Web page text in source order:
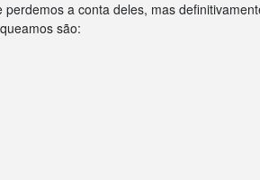
a conta deles, mas
são: